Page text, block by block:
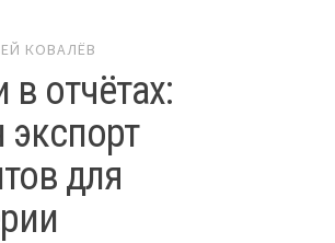
КОВАЛЁВ
отчётах:
для